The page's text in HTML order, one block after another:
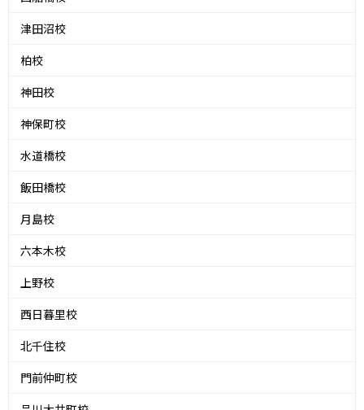
津田沼校
柏校
神田校
神保町校
水道橋校
飯田橋校
月島校
六本木校
上野校
西日暮里校
北千住校
門前仲町校